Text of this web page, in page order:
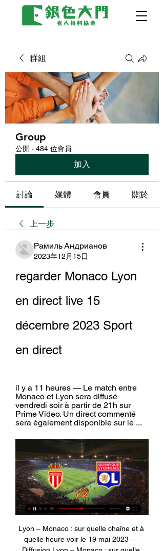
群組
Group
公開 · 484 位會員
加入
討論 媒體 會員 關於
上一步
Рамиль Андрианов
2023年12月15日
regarder Monaco Lyon
en direct live 15
décembre 2023 Sport
en direct
il y a 11 heures — Le match entre
Monaco et Lyon sera diffusé
vendredi soir à partir de 21h sur
Prime Video. Un direct commenté
sera également disponible sur le ...
Lyon – Monaco : sur quelle chaîne et à
quelle heure voir le 19 mai 2023 —